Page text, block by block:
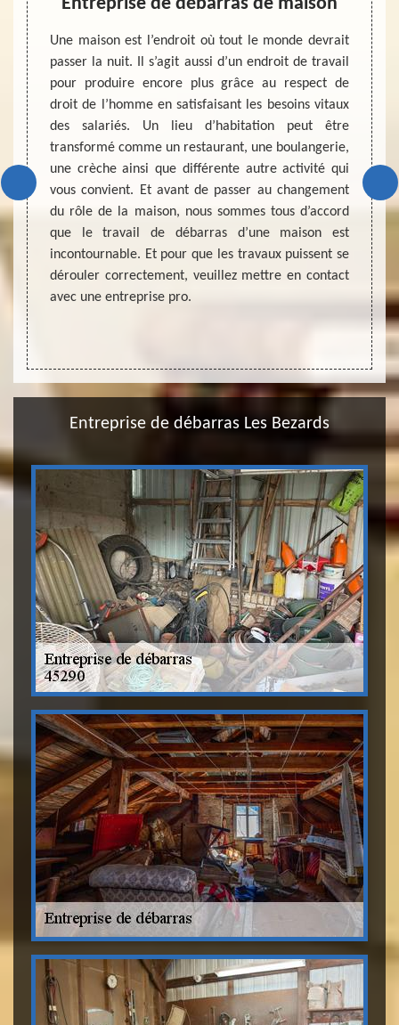
un
à
La
de
des
Une
une
la
Une maison est l’endroit où tout le monde devrait
passer la nuit. Il s’agit aussi d’un endroit de travail
pour produire encore plus grâce au respect de
droit de l’homme en satisfaisant les besoins vitaux
des salariés. Un lieu d’habitation peut être
transformé comme un restaurant, une boulangerie,
une crèche ainsi que différente autre activité qui
vous convient. Et avant de passer au changement
du rôle de la maison, nous sommes tous d’accord
que le travail de débarras d’une maison est
incontournable. Et pour que les travaux puissent se
dérouler correctement, veuillez mettre en contact
avec une entreprise pro.
Un
mise
de
de
et
bon
et
Entreprise de débarras Les Bezards